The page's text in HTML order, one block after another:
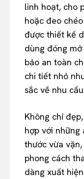
linh hoạt, cho
hoặc đeo
được thiết kế
dùng đóng
bảo an toàn
chi tiết nhỏ
sắc về nhu
Không chỉ
hợp với những
thước vừa
phong cách
dàng xuất